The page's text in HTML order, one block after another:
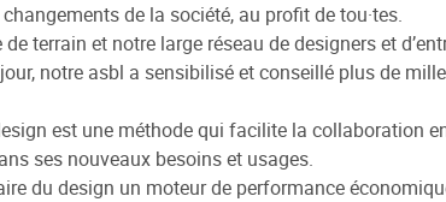
de la société, au profit de tou·tes.
de terrain et notre large réseau de designers et
notre asbl a sensibilisé et conseillé plus de
est une méthode qui facilite la collaboration
ses nouveaux besoins et usages.
du design un moteur de performance